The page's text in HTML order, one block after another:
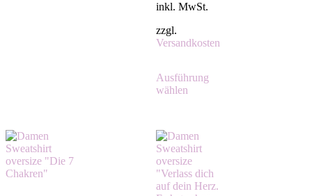
inkl. MwSt.
zzgl.
Versandkosten
Ausführung
wählen